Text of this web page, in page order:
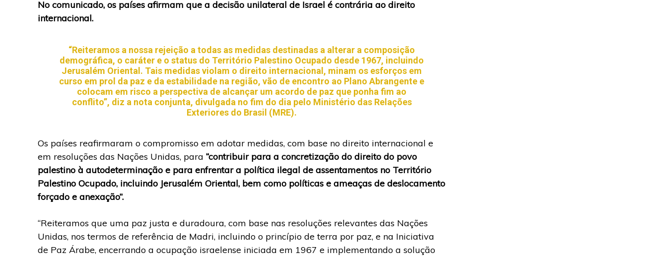
No comunicado, os países afirmam que a decisão unilateral de Israel é contrária ao direito
internacional.
“Reiteramos a nossa rejeição a todas as medidas destinadas a alterar a composição
demográfica, o caráter e o status do Território Palestino Ocupado desde 1967, incluindo
Jerusalém Oriental. Tais medidas violam o direito internacional, minam os esforços em
curso em prol da paz e da estabilidade na região, vão de encontro ao Plano Abrangente e
colocam em risco a perspectiva de alcançar um acordo de paz que ponha fim ao
conflito”, diz a nota conjunta, divulgada no fim do dia pelo Ministério das Relações
Exteriores do Brasil (MRE).
Os países reafirmaram o compromisso em adotar medidas, com base no direito internacional e
em resoluções das Nações Unidas, para “contribuir para a concretização do direito do povo
palestino à autodeterminação e para enfrentar a política ilegal de assentamentos no Território
Palestino Ocupado, incluindo Jerusalém Oriental, bem como políticas e ameaças de deslocamento
forçado e anexação”.
“Reiteramos que uma paz justa e duradoura, com base nas resoluções relevantes das Nações
Unidas, nos termos de referência de Madri, incluindo o princípio de terra por paz, e na Iniciativa
de Paz Árabe, encerrando a ocupação israelense iniciada em 1967 e implementando a solução